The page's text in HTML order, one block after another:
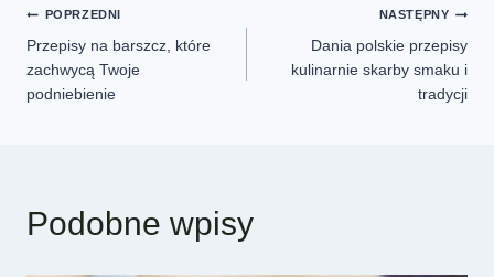
POPRZEDNI
Przepisy na barszcz, które
zachwycą Twoje
podniebienie
NASTĘPNY
Dania polskie przepisy
kulinarnie skarby smaku i
tradycji
Podobne wpisy